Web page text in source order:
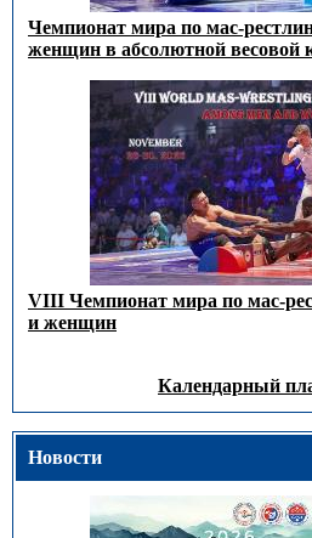
Чемпионат мира по мас-
женщин в абсолютной весовой
VIII Чемпионат мира по мас-
и женщин
Календарный
Новости